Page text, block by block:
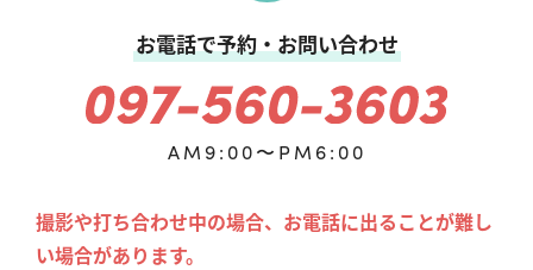
お電話で予約・お問い合わせ
AM9:00〜PM6:00
撮影や打ち合わせ中の場合、お電話に出ることが難し
い場合があります。